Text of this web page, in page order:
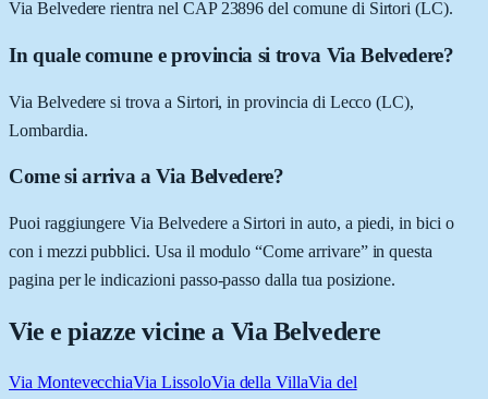
Via Belvedere rientra nel CAP 23896 del comune di Sirtori (LC).
In quale comune e provincia si trova Via Belvedere?
Via Belvedere si trova a Sirtori, in provincia di Lecco (LC),
Lombardia.
Come si arriva a Via Belvedere?
Puoi raggiungere Via Belvedere a Sirtori in auto, a piedi, in bici o
con i mezzi pubblici. Usa il modulo “Come arrivare” in questa
pagina per le indicazioni passo-passo dalla tua posizione.
Vie e piazze vicine a Via Belvedere
Via MontevecchiaVia LissoloVia della VillaVia del